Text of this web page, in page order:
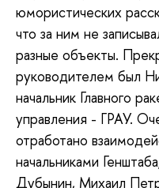
юмористических
что за ним не
разные объекты.
руководителем был
начальник Главного
управления - ГРАУ.
отработано
начальниками
Дубынин, Михаил